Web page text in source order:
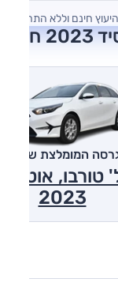
היעוץ חינם וללא התחייבות
דעת
המומלצת של אוטו
1.5 ל' טורבו,
2023